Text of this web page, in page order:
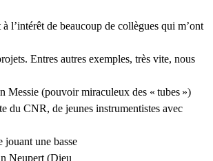
l’intérêt de beaucoup de collègues qui m’ont
Entres autres exemples, très vite, nous
Messie (pouvoir miraculeux des « tubes »)
du CNR, de jeunes instrumentistes avec
jouant une basse
Neupert (Dieu